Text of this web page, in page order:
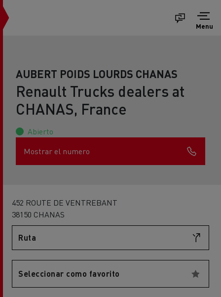
Menu
AUBERT POIDS LOURDS CHANAS
Renault Trucks dealers at
CHANAS, France
Abierto
Mostrar el numero
452 ROUTE DE VENTREBANT
38150 CHANAS
Ruta
Seleccionar como favorito